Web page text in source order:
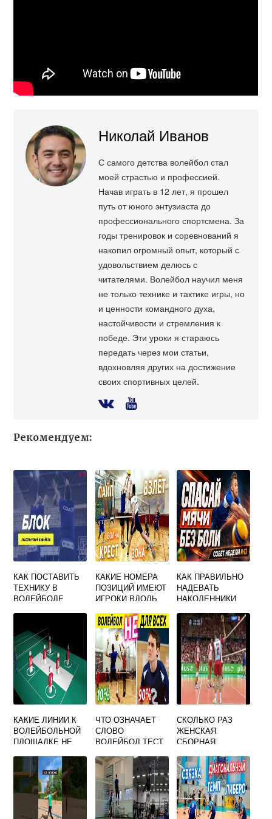
Николай Иванов
С самого детства волейбол стал
моей страстью и профессией.
Начав играть в 12 лет, я прошел
путь от юного энтузиаста до
профессионального спортсмена. За
годы тренировок и соревнований я
накопил огромный опыт, который с
удовольствием делюсь с
читателями. Волейбол научил меня
не только технике и тактике игры, но
и ценности командного духа,
настойчивости и стремления к
победе. Эти уроки я стараюсь
передать через мои статьи,
вдохновляя других на достижение
своих спортивных целей.
Рекомендуем:
КАК ПОСТАВИТЬ
ТЕХНИКУ В
ВОЛЕЙБОЛЕ
КАКИЕ НОМЕРА
ПОЗИЦИЙ ИМЕЮТ
ИГРОКИ ВДОЛЬ
ЛИНИИ В
ВОЛЕЙБОЛЕ
КАК ПРАВИЛЬНО
НАДЕВАТЬ
НАКОЛЕННИКИ
КАКИЕ ЛИНИИ К
ВОЛЕЙБОЛЬНОЙ
ПЛОЩАДКЕ НЕ
БОКОВАЯ
ЛИЦЕВАЯ
ЧТО ОЗНАЧАЕТ
СЛОВО
ВОЛЕЙБОЛ ТЕСТ
СКОЛЬКО РАЗ
ЖЕНСКАЯ
СБОРНАЯ
ПОБЕДИТЕЛЬНИЦ
ЕЙ ЧЕМПИОНАТА
ЕВРОПЫ ПО
ВОЛЕЙБОЛУ